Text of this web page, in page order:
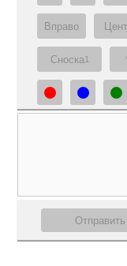
Вправо
Сноска1